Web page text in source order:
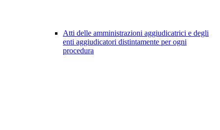
Atti delle amministrazioni aggiudicatrici e degli
enti aggiudicatori distintamente per ogni
procedura